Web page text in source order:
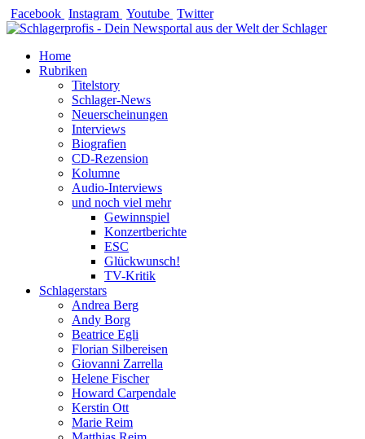
Zum
Inhalt
Facebook Instagram Youtube Twitter
Home
Rubriken
Titelstory
Schlager-News
Neuerscheinungen
Interviews
Biografien
CD-Rezension
Kolumne
Audio-Interviews
und noch viel mehr
Gewinnspiel
Konzertberichte
ESC
Glückwunsch!
TV-Kritik
Schlagerstars
Andrea Berg
Andy Borg
Beatrice Egli
Florian Silbereisen
Giovanni Zarrella
Helene Fischer
Howard Carpendale
Kerstin Ott
Marie Reim